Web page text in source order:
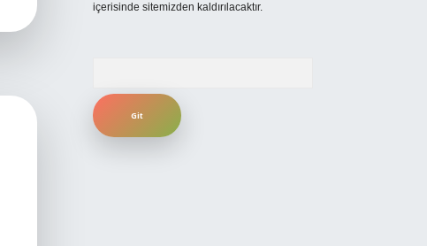
içerisinde sitemizden kaldırılacaktır.